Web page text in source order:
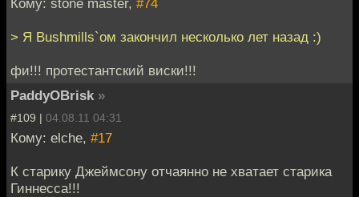
> Я Bushmills`ом закончил несколько лет назад :)
фи!!! протестантский виски!!!
PaddyOBrisk »
#109 | 04.08.11 04:31
Кому: elche, #17
К старику Джеймсону отчаянно не хватает старика
Гиннесса!!!